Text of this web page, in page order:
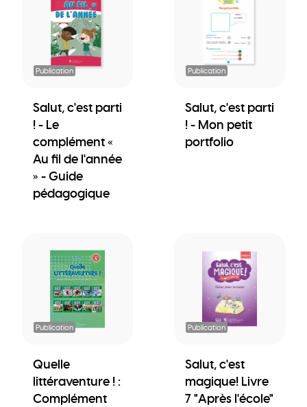
Publication
Salut, c'est parti
! - Le
complément «
Au fil de l'année
» - Guide
pédagogique
Publication
Salut, c'est parti
! - Mon petit
portfolio
Publication
Quelle
littéraventure ! :
Complément
Publication
Salut, c'est
magique! Livre
7 "Après l'école"